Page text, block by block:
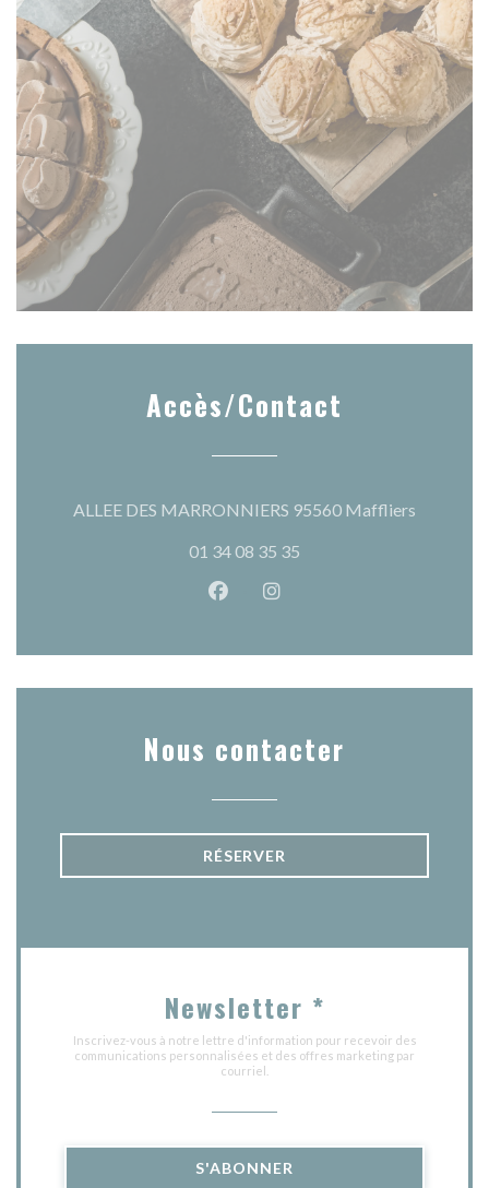
Accès/Contact
ALLEE DES MARRONNIERS 95560 Maffliers
01 34 08 35 35
Facebook ((ouvre une
Instagram ((ouvre une
Nous contacter
RÉSERVER
Newsletter *
Inscrivez-vous à notre lettre d'information pour recevoir des
communications personnalisées et des offres marketing par
courriel.
S'ABONNER